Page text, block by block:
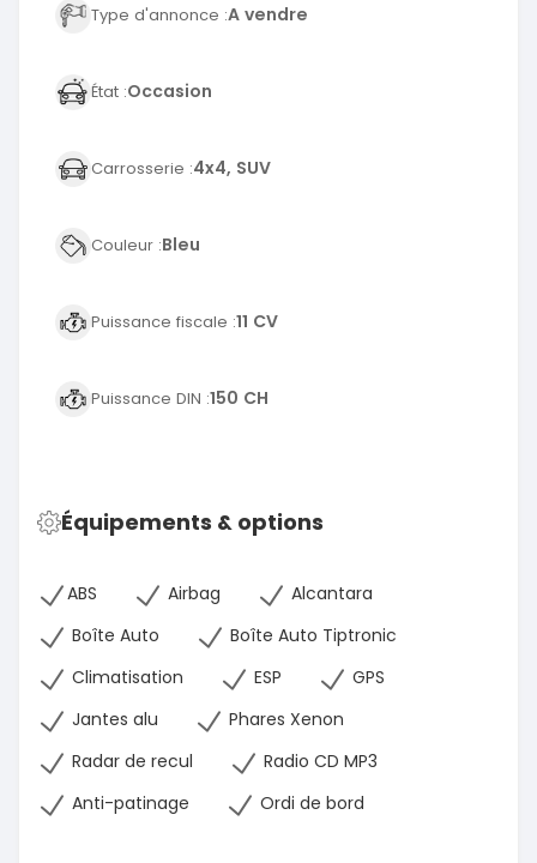
Type d'annonce :A vendre
État :Occasion
Carrosserie :4x4, SUV
Couleur :Bleu
Puissance fiscale :11 CV
Puissance DIN :150 CH
Équipements & options
ABS Airbag
Alcantara
Boîte Auto
Boîte Auto Tiptronic
Climatisation
ESP
GPS
Jantes alu
Phares Xenon
Radar de recul
Radio CD MP3
Anti-patinage
Ordi de bord